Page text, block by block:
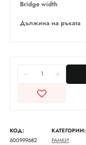
Bridge width
Дължина на ръката
КОД:
600999682
КАТЕГОРИИ:
РАМКИ